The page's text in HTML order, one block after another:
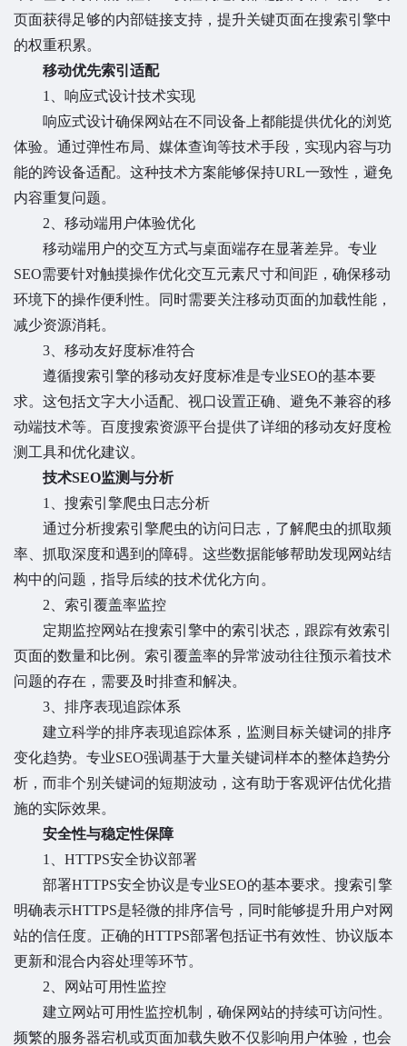
页面获得足够的内部链接支持，提升关键页面在搜索引擎中
的权重积累。
移动优先索引适配
1、响应式设计技术实现
响应式设计确保网站在不同设备上都能提供优化的浏览
体验。通过弹性布局、媒体查询等技术手段，实现内容与功
能的跨设备适配。这种技术方案能够保持URL一致性，避免
内容重复问题。
2、移动端用户体验优化
移动端用户的交互方式与桌面端存在显著差异。专业
SEO需要针对触摸操作优化交互元素尺寸和间距，确保移动
环境下的操作便利性。同时需要关注移动页面的加载性能，
减少资源消耗。
3、移动友好度标准符合
遵循搜索引擎的移动友好度标准是专业SEO的基本要
求。这包括文字大小适配、视口设置正确、避免不兼容的移
动端技术等。百度搜索资源平台提供了详细的移动友好度检
测工具和优化建议。
技术SEO监测与分析
1、搜索引擎爬虫日志分析
通过分析搜索引擎爬虫的访问日志，了解爬虫的抓取频
率、抓取深度和遇到的障碍。这些数据能够帮助发现网站结
构中的问题，指导后续的技术优化方向。
2、索引覆盖率监控
定期监控网站在搜索引擎中的索引状态，跟踪有效索引
页面的数量和比例。索引覆盖率的异常波动往往预示着技术
问题的存在，需要及时排查和解决。
3、排序表现追踪体系
建立科学的排序表现追踪体系，监测目标关键词的排序
变化趋势。专业SEO强调基于大量关键词样本的整体趋势分
析，而非个别关键词的短期波动，这有助于客观评估优化措
施的实际效果。
安全性与稳定性保障
1、HTTPS安全协议部署
部署HTTPS安全协议是专业SEO的基本要求。搜索引擎
明确表示HTTPS是轻微的排序信号，同时能够提升用户对网
站的信任度。正确的HTTPS部署包括证书有效性、协议版本
更新和混合内容处理等环节。
2、网站可用性监控
建立网站可用性监控机制，确保网站的持续可访问性。
频繁的服务器宕机或页面加载失败不仅影响用户体验，也会